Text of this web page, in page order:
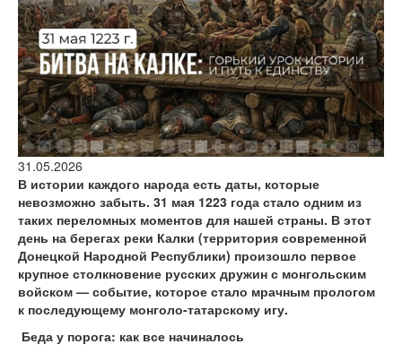
Поиск
Карта сайта
Перейти к полной
версии сайта
31.05.2026
В истории каждого народа есть даты, которые
невозможно забыть. 31 мая 1223 года стало одним из
таких переломных моментов для нашей страны. В этот
день на берегах реки Калки (территория современной
Донецкой Народной Республики) произошло первое
крупное столкновение русских дружин с монгольским
войском — событие, которое стало мрачным прологом
к последующему монголо-татарскому игу.
Беда у порога: как все начиналось